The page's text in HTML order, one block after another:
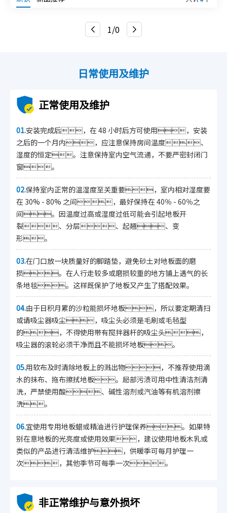
印记时代系列
柔石木纹系列 柔石石纹系列
印橡派系列
三拼花系列
艺数系列
美蜡德系列 颜值时代系列
顶层设计 奇迹时光 金丝木 超级地板系列
1515系列
1/0
日常使用及维护
正常使用及维护
01.安装完成后，在 48 小时后方可使用，安装
之后的一个月内，应注意保持房间温度、
湿度的恒定。注意保持室内空气流通，不要严密封闭门
窗。
02.保持室内正常的温湿度至关重要，室内相对湿度要
在 30% - 80% 之间，最好保持在 40％ - 60％之
间。因温度过高或湿度过低可能会引起地板开
裂、分层、起翘、变
形。
03.在门口放一块质量好的脚踏垫，避免砂土对地板面的磨
损。在人行走较多或磨损较重的地方铺上透气的长
条地毯。这样既保护了地板又产生了搭配效果。
04.由于日积月累的沙粒能损坏地板，所以要定期清扫
或请吸尘器吸尘，吸尘头必须是毛刷或毛毡型
的，不得使用带有搅拌器杆的吸尘头，
吸尘器的滚轮必须干净而且不能损坏地板。
05.用软布及时清除地板上的溅出物，不推荐使用滴
水的抹布、拖布擦拭地板。局部污渍可用中性清洁剂清
洗，严禁使用酸、碱性溶剂或汽油等有机溶剂擦
洗。
06.宜使用专用地板蜡或精油进行护理保养。如果特
别在意地板的光亮度或使用效果，建议使用地板木乳或
类似的产品进行清洁维护，供暖季可每月护理一
次，其他季节可每季一次。
非正常维护与意外损坏